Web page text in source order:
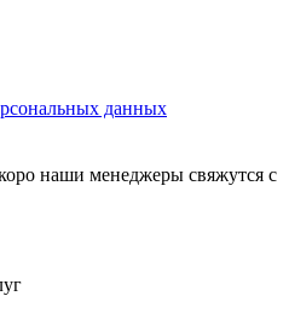
данных
наши менеджеры свяжутся с